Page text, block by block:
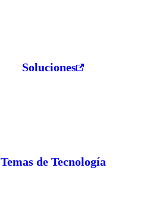
Soluciones
Temas de Tecnología